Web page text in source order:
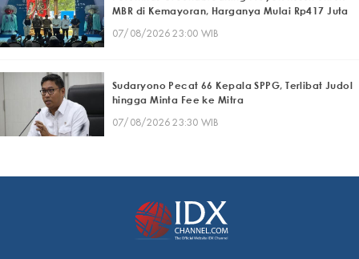
MBR di Kemayoran, Harganya Mulai Rp417 Juta
07/08/2026 23:00 WIB
Sudaryono Pecat 66 Kepala SPPG, Terlibat Judol
hingga Minta Fee ke Mitra
07/08/2026 23:30 WIB